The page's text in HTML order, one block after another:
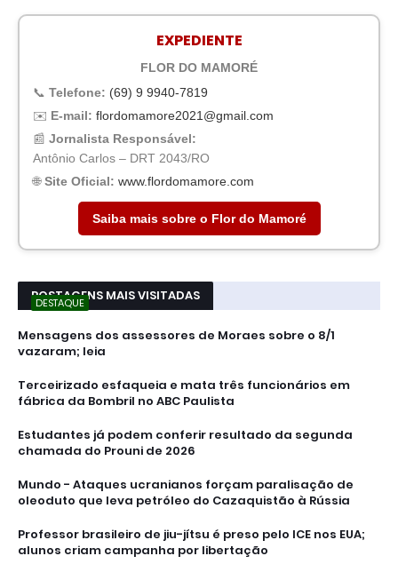
EXPEDIENTE
FLOR DO MAMORÉ
📞 Telefone: (69) 9 9940-7819
✉️ E-mail: flordomamore2021@gmail.com
📰 Jornalista Responsável:
Antônio Carlos – DRT 2043/RO
🌐Site Oficial: www.flordomamore.com
Saiba mais sobre o Flor do Mamoré
POSTAGENS MAIS VISITADAS
DESTAQUE
Mensagens dos assessores de Moraes sobre o 8/1
vazaram; leia
Terceirizado esfaqueia e mata três funcionários em
fábrica da Bombril no ABC Paulista
Estudantes já podem conferir resultado da segunda
chamada do Prouni de 2026
Mundo - Ataques ucranianos forçam paralisação de
oleoduto que leva petróleo do Cazaquistão à Rússia
Professor brasileiro de jiu-jítsu é preso pelo ICE nos EUA;
alunos criam campanha por libertação